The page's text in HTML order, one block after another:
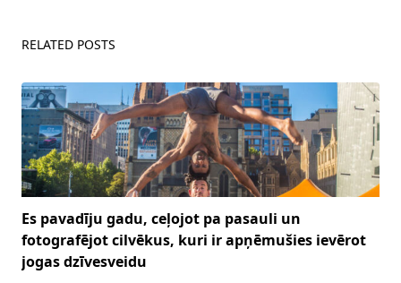
RELATED POSTS
Es pavadīju gadu, ceļojot pa pasauli un
fotografējot cilvēkus, kuri ir apņēmušies ievērot
jogas dzīvesveidu